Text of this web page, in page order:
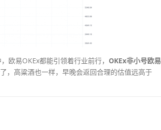
欧易OKEx都能引领着行业前行， OKEx非小号欧易
，高粱酒也一样，早晚会返回合理的估值远高于